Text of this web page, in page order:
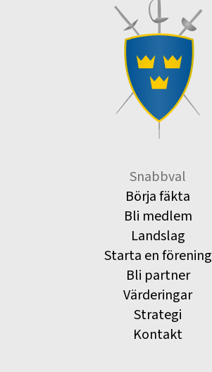
Snabbval
Börja fäkta
Bli medlem
Landslag
Starta en förening
Bli partner
Värderingar
Strategi
Kontakt